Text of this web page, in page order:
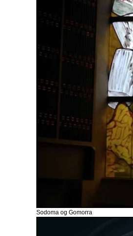
Sodoma og Gomorra